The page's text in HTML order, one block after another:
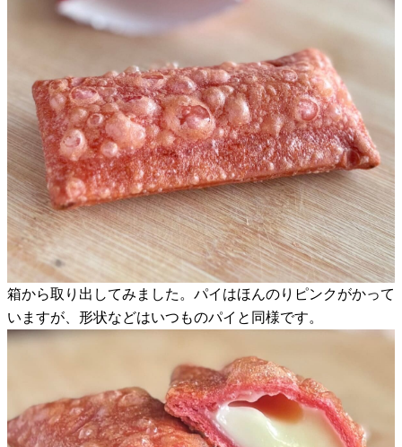
箱から取り出してみました。パイはほんのりピンクがかって
いますが、形状などはいつものパイと同様です。